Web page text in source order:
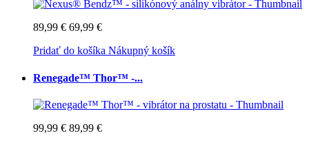
89,99 € 69,99 €
Pridať do košíka Nákupný košík
Renegade™ Thor™ -...
99,99 € 89,99 €